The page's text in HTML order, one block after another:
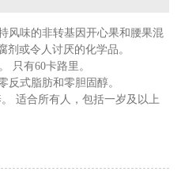
风味的非转基因开心果和腰果混
或令人讨厌的化学品。
只有60卡路里。
反式脂肪和零胆固醇。
适合所有人，包括一岁及以上